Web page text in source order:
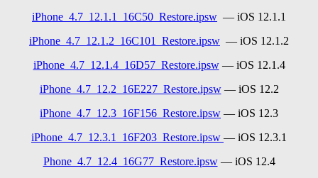
iPhone_4.7_12.1.1_16C50_Restore.ipsw — iOS 12.1.1
iPhone_4.7_12.1.2_16C101_Restore.ipsw — iOS 12.1.2
iPhone_4.7_12.1.4_16D57_Restore.ipsw— iOS 12.1.4
iPhone_4.7_12.2_16E227_Restore.ipsw— iOS 12.2
iPhone_4.7_12.3_16F156_Restore.ipsw — iOS 12.3
iPhone_4.7_12.3.1_16F203_Restore.ipsw — iOS 12.3.1
Phone_4.7_12.4_16G77_Restore.ipsw— iOS 12.4